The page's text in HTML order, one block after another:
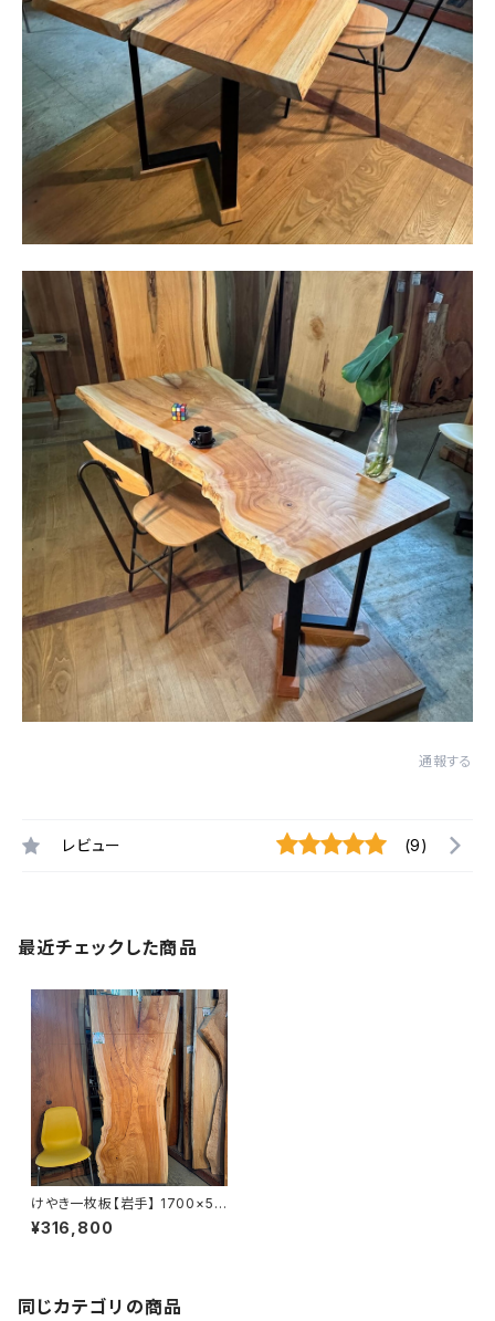
通報する
レビュー (9)
最近チェックした商品
けやき一枚板【岩手】 1700×55
0~800×47㎜【オイル塗装 仕
上げ済み】
¥316,800
同じカテゴリの商品